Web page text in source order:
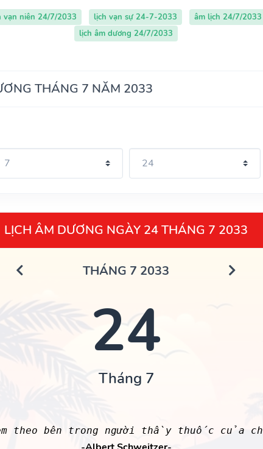
vạn niên 24/7/2033 lịch vạn sự 24-7-2033 âm lịch 24/7/2033
lịch âm dương 24/7/2033
THÁNG 7 NĂM 2033
LỊCH ÂM DƯƠNG NGÀY 24 THÁNG 7 2033
THÁNG 7 2033
24
Tháng 7
theo bên trong người thầy thuốc của